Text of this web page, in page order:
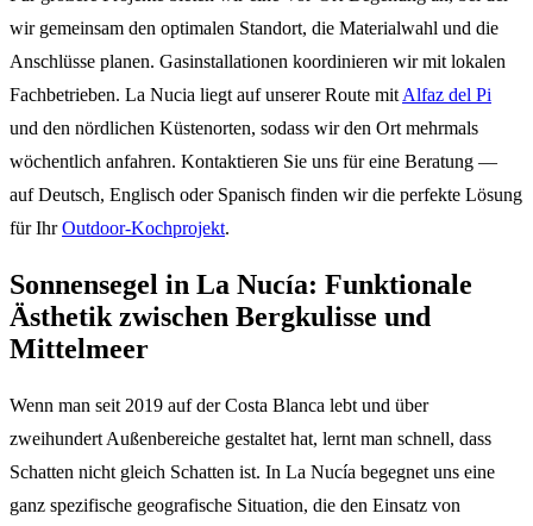
wir gemeinsam den optimalen Standort, die Materialwahl und die
Anschlüsse planen. Gasinstallationen koordinieren wir mit lokalen
Fachbetrieben. La Nucia liegt auf unserer Route mit Alfaz del Pi
und den nördlichen Küstenorten, sodass wir den Ort mehrmals
wöchentlich anfahren. Kontaktieren Sie uns für eine Beratung —
auf Deutsch, Englisch oder Spanisch finden wir die perfekte Lösung
für IhrOutdoor-Kochprojekt.
Sonnensegel in La Nucía: Funktionale
Ästhetik zwischen Bergkulisse und
Mittelmeer
Wenn man seit 2019 auf der Costa Blanca lebt und über
zweihundert Außenbereiche gestaltet hat, lernt man schnell, dass
Schatten nicht gleich Schatten ist. In La Nucía begegnet uns eine
ganz spezifische geografische Situation, die den Einsatz von